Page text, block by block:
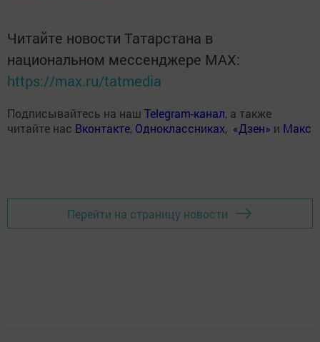
Читайте новости Татарстана в
национальном мессенджере MАХ:
https://max.ru/tatmedia
Подписывайтесь на наш Telegram-канал, а также
читайте нас Вконтакте, Одноклассниках, «Дзен» и Макс
Перейти на страницу новости